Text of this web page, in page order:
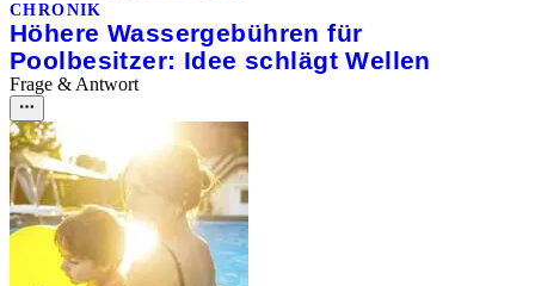
CHRONIK
Höhere Wassergebühren für
Poolbesitzer: Idee schlägt Wellen
Frage & Antwort